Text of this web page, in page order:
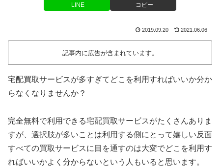
LINE コピー
2019.09.20 2021.06.06
記事内に広告が含まれています。
宅配買取サービスが多すぎてどこを利用すればいいか分か
らなくなりませんか？
完全無料で利用できる宅配買取サービスがたくさんありま
すが、選択肢が多いことは利用する側にとって嬉しい反面
すべての買取サービスに目を通すのは大変でどこを利用す
ればいいかよく分からないという人もいると思います。